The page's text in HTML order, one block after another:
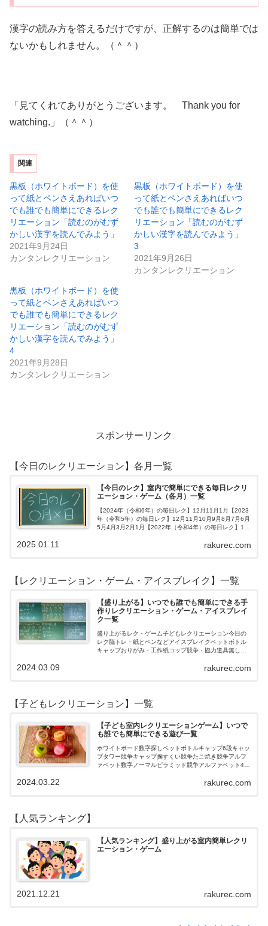
漢字の読み方を答えるだけですが、正解するのは簡単では
ないかもしれません。（＾＾）
「見てくれてありがとうございます。 Thank you for
watching.」（＾＾）
関連
黒板（ホワイトボード）を使
って紙とペンさえあればいつ
でも誰でも簡単にできるレク
リエーション「読むのがむず
かしい漢字を読んでみよう」
2021年9月24日
カンタンレクリエーション
黒板（ホワイトボード）を使
って紙とペンさえあればいつ
でも誰でも簡単にできるレク
リエーション「読むのがむず
かしい漢字を読んでみよう」
3
2021年9月26日
カンタンレクリエーション
黒板（ホワイトボード）を使
って紙とペンさえあればいつ
でも誰でも簡単にできるレク
リエーション「読むのがむず
かしい漢字を読んでみよう」
4
2021年9月28日
カンタンレクリエーション
スポンサーリンク
【今日のレクリエーション】各月一覧
【今日のレク】室内で簡単にできる毎日レクリ
エーション・ゲーム（各月）一覧
【2024年（令和6年）の毎日レク】12月11月1月【2023
年（令和5年）の毎日レク】12月11月10月9月8月7月6月
5月4月3月2月1月【2022年（令和4年）の毎日レク】12
rakurec.com
2025.01.11
【レクリエーション・ゲーム・アイスブレイク】一覧
【盛り上がる】いつでも誰でも簡単にできる手
作りレクリエーション・ゲーム・アイスブレイ
ク一覧
盛り上がるレク・ゲーム子どもレクリエーション今日の
レク脳トレ・紙とペンなどアイスブレイクペットボトル
キャップおりがみ・工作紙コップ競争・協力道具無し・
ロおはじき体操スライム脳トレ無料素材Yo…rakurec.com
2024.03.09
【子どもレクリエーション】一覧
【子ども室内レクリエーションゲーム】いつで
も誰でも簡単にできる遊び一覧
ホワイトボード数字探しペットボトルキャップ6段キャッ
プタワー競争キャップ掬すくい競争たこ焼き競争アルフ
ァベット数字ノーマルピラミッド競争アルファベット4段
rakurec.com
2024.03.22
【人気ランキング】
【人気ランキング】盛り上がる室内簡単レクリ
エーション・ゲーム
rakurec.com
2021.12.21